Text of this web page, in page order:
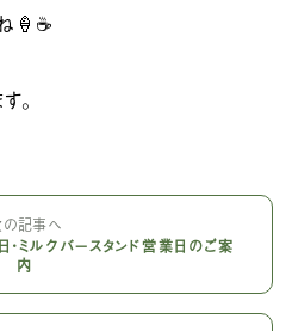
🍦☕️
。
の記事へ
ルクバースタンド営業日のご案
内